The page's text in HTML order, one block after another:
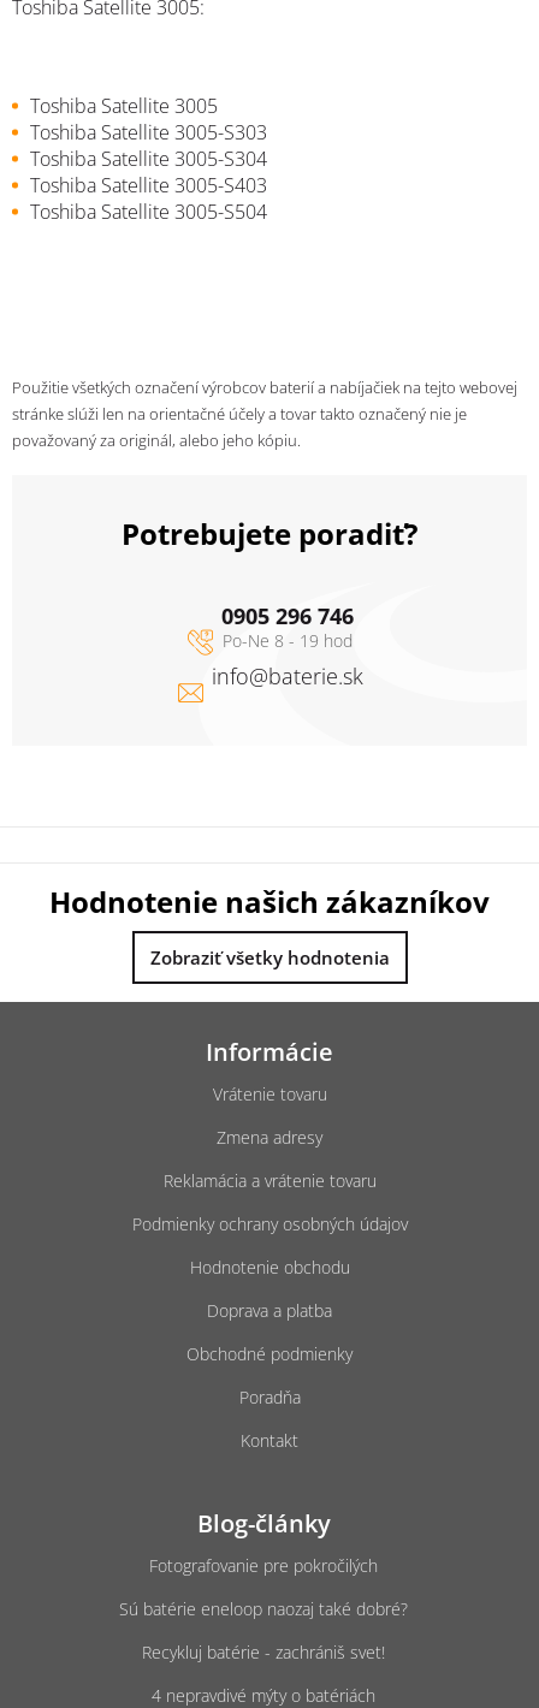
Toshiba Satellite 3005:
Toshiba Satellite 3005
Toshiba Satellite 3005-S303
Toshiba Satellite 3005-S304
Toshiba Satellite 3005-S403
Toshiba Satellite 3005-S504
Použitie všetkých označení výrobcov baterií a nabíjačiek na tejto webovej
stránke slúži len na orientačné účely a tovar takto označený nie je
považovaný za originál, alebo jeho kópiu.
Potrebujete poradiť?
info@baterie.sk
0905 296 746
Hodnotenie našich zákazníkov
Zobraziť všetky hodnotenia
Z
Informácie
Vrátenie tovaru
Zmena adresy
Reklamácia a vrátenie tovaru
Podmienky ochrany osobných údajov
Hodnotenie obchodu
Doprava a platba
Obchodné podmienky
Poradňa
Kontakt
Blog-články
Fotografovanie pre pokročilých
Sú batérie eneloop naozaj také dobré?
Recykluj batérie - zachrániš svet!
4 nepravdivé mýty o batériách